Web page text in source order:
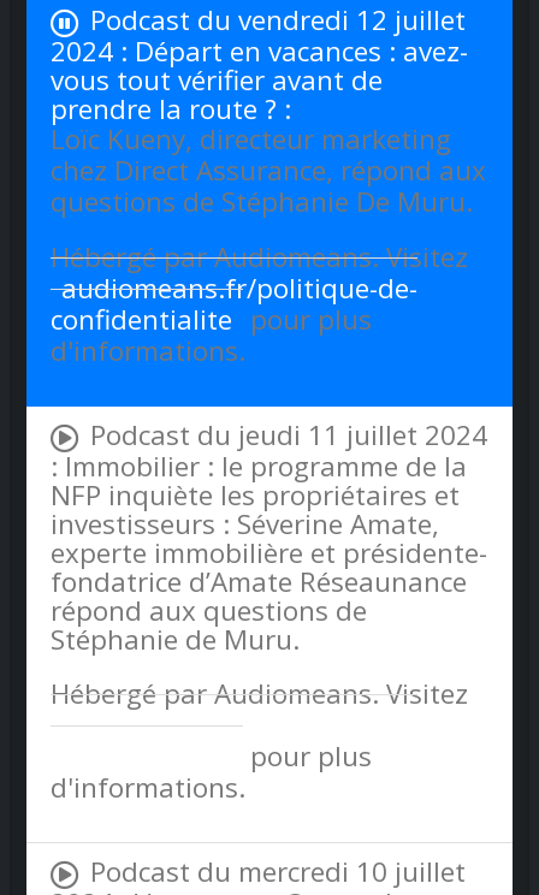
Podcast du vendredi 12 juillet
2024 : Départ en vacances : avez-
vous tout vérifier avant de
prendre la route ? :
Loïc Kueny, directeur marketing
chez Direct Assurance, répond aux
questions de Stéphanie De Muru.
Hébergé par Audiomeans. Visitez
audiomeans.fr/politique-de-
confidentialite pour plus
d'informations.
Podcast du jeudi 11 juillet 2024
: Immobilier : le programme de la
NFP inquiète les propriétaires et
investisseurs : Séverine Amate,
experte immobilière et présidente-
fondatrice d’Amate Réseaunance
répond aux questions de
Stéphanie de Muru.
Hébergé par Audiomeans. Visitez
audiomeans.fr/politique-de-
pour plus
d'informations.
Podcast du mercredi 10 juillet